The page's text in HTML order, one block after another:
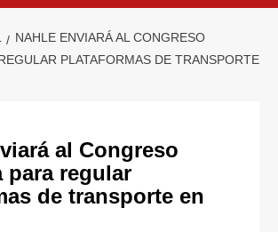
NAHLE ENVIARÁ AL CONGRESO
PLATAFORMAS DE TRANSPORTE
al Congreso
para regular
de transporte en